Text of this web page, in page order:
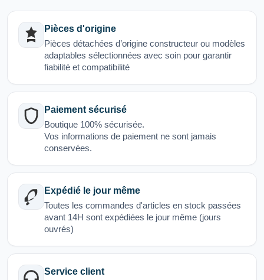
Pièces d'origine
Pièces détachées d’origine constructeur ou modèles
adaptables sélectionnées avec soin pour garantir
fiabilité et compatibilité
Paiement sécurisé
Boutique 100% sécurisée.
Vos informations de paiement ne sont jamais
conservées.
Expédié le jour même
Toutes les commandes d'articles en stock passées
avant 14H sont expédiées le jour même (jours
ouvrés)
Service client